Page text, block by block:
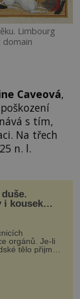
Limbourg
domain
Caveová,
s tím,
Na třech
n. l.
i kousek
orgánů. Je-li
tělo přijme